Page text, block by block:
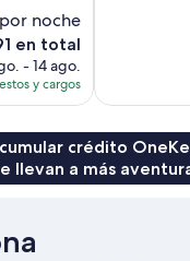
por noche
en total
- 14 ago.
y cargos
crédito
llevan a más